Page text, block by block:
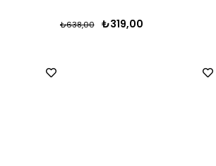
₺319,00
₺638,00